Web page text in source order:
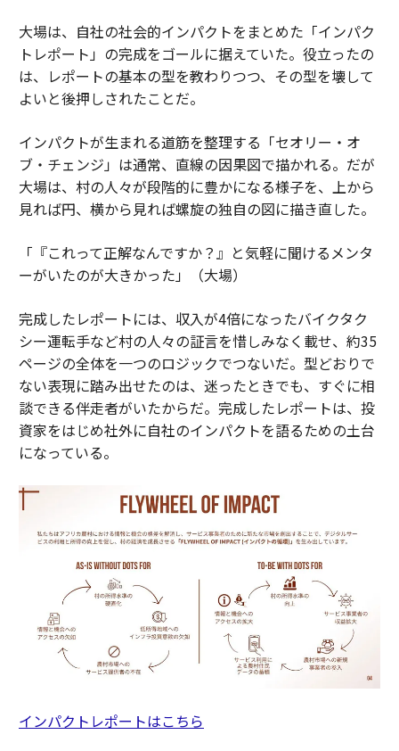
大場は、自社の社会的インパクトをまとめた「インパク
トレポート」の完成をゴールに据えていた。役立ったの
は、レポートの基本の型を教わりつつ、その型を壊して
よいと後押しされたことだ。
インパクトが生まれる道筋を整理する「セオリー・オ
ブ・チェンジ」は通常、直線の因果図で描かれる。だが
大場は、村の人々が段階的に豊かになる様子を、上から
見れば円、横から見れば螺旋の独自の図に描き直した。
「『これって正解なんですか？』と気軽に聞けるメンタ
ーがいたのが大きかった」（大場）
完成したレポートには、収入が4倍になったバイクタク
シー運転手など村の人々の証言を惜しみなく載せ、約35
ページの全体を一つのロジックでつないだ。型どおりで
ない表現に踏み出せたのは、迷ったときでも、すぐに相
談できる伴走者がいたからだ。完成したレポートは、投
資家をはじめ社外に自社のインパクトを語るための土台
になっている。
インパクトレポートはこちら